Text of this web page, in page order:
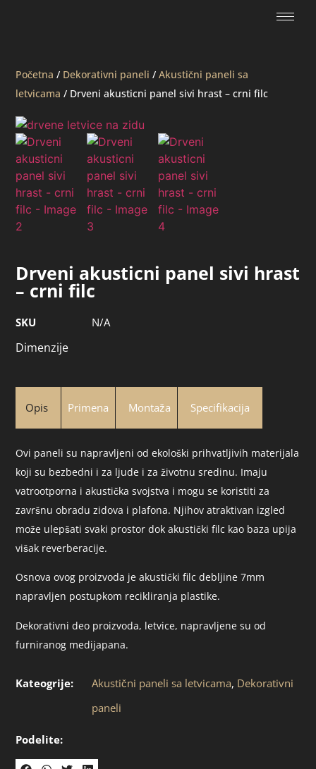
Početna / Dekorativni paneli /Akustični paneli sa
letvicama / Drveni akusticni panel sivi hrast – crni filc
Drveni akusticni panel sivi hrast
– crni filc
SKU N/A
Dimenzije
Opis Primena Montaža Specifikacija
Ovi paneli su napravljeni od ekološki prihvatljivih materijala
koji su bezbedni i za ljude i za životnu sredinu. Imaju
vatrootporna i akustička svojstva i mogu se koristiti za
završnu obradu zidova i plafona. Njihov atraktivan izgled
može ulepšati svaki prostor dok akustički filc kao baza upija
višak reverberacije.
Osnova ovog proizvoda je akustički filc debljine 7mm
napravljen postupkom recikliranja plastike.
Dekorativni deo proizvoda, letvice, napravljene su od
furniranog medijapana.
Kateogrije: Akustični paneli sa letvicama, Dekorativni
paneli
Podelite: